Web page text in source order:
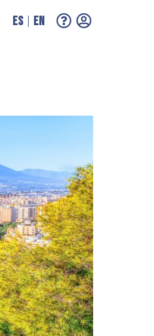
ES EN